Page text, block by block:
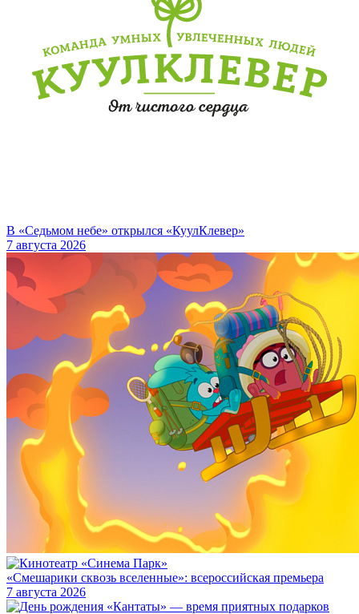
В «Седьмом небе» открылся «КуулКлевер»
7 августа 2026
«Смешарики сквозь вселенные»: всероссийская премьера
7 августа 2026